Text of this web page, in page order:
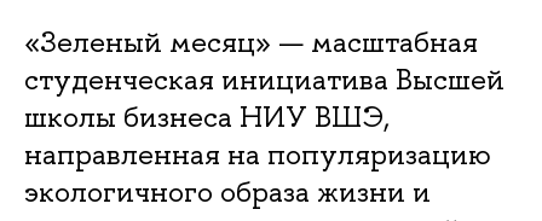
«Зеленый месяц» — масштабная
студенческая инициатива Высшей
школы бизнеса НИУ ВШЭ,
направленная на популяризацию
экологичного образа жизни и